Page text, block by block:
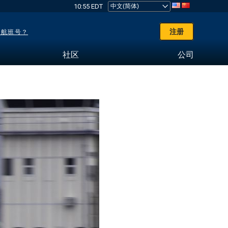
10:55 EDT
班号？ 注册
社区 公司